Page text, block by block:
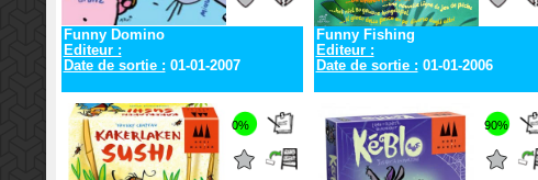
Funny Domino
Editeur :
Date de sortie : 01-01-2007
Funny Fishing
Editeur :
Date de sortie : 01-01-2006
0% 90%